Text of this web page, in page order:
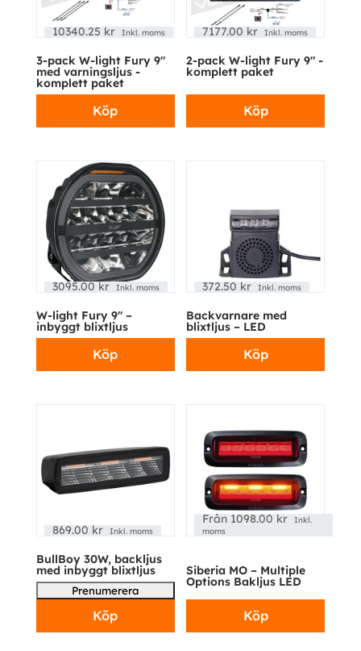
10340.25 kr Inkl. moms
3-pack W-light Fury 9″
med varningsljus -
komplett paket
Köp
7177.00 kr Inkl. moms
2-pack W-light Fury 9″ -
komplett paket
Köp
3095.00kr Inkl. moms
W-light Fury 9″ –
inbyggt blixtljus
Köp
372.50 kr Inkl. moms
Backvarnare med
blixtljus – LED
Köp
869.00 kr Inkl. moms
BullBoy 30W, backljus
med inbyggt blixtljus
Köp
Från 1098.00 kr
Inkl.
moms
Siberia MO – Multiple
Options Bakljus LED
Köp